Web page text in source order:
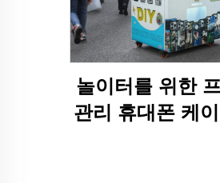
놀이터를 위한
관리 휴대폰 케